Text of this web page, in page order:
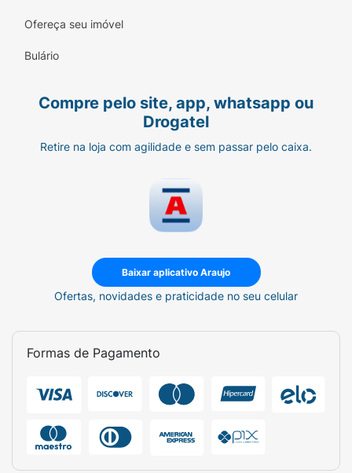
Ofereça seu imóvel
Bulário
Compre pelo site, app, whatsapp ou
Drogatel
Retire na loja com agilidade e sem passar pelo caixa.
Baixar aplicativo Araujo
Ofertas, novidades e praticidade no seu celular
Formas de Pagamento